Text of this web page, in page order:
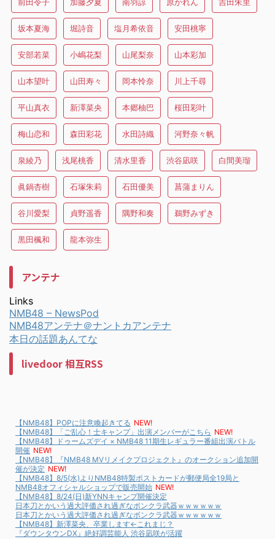
坂本夏海 堀詩音 塩月希依音 安田桃寧
安部若菜 小嶋花梨 山尾梨奈 山本彩加
山本望叶 山田寿々 岡本怜奈 川上千尋
平山真衣 新澤菜央 本郷柚巴 桜田彩叶
梅山恋和 森田彩花 水田詩織 河野奈々帆
泉綾乃 浅尾桃香 清水里香 渋谷凪咲 白間美瑠
眞鍋杏樹 石塚朱莉 石田優美 菖蒲まりん
谷川愛梨 貞野遥香 隅野和奏 鵜野みずき
黒田楓和 龍本弥生
アンテナ
Links
NMB48 – NewsPod
NMB48アンテナ＠ナントカアンテナ
本日の話題あんてな
livedoor 相互RSS
【NMB48】POPに注意喚起きてる NEW!
【NMB48】「ご乱心！士キャンプ」出演メンバーがこちら NEW!
【NMB48】ドゥームズデイ × NMB48 11期生レギュラー番組出演バトル
開催 NEW!
【NMB48】『NMB48 MVリメイクプロジェクト』のオークション追加開
催が決定 NEW!
【NMB48】8/5(水)よりNMB48特製ポストカードが郵便局全19局と
NMB48オフィシャルショップで販売開始 NEW!
【NMB48】8/24(日)新YNNキャンプ開催決定
日本刀とかいう過大評価され過ぎなボンクラ武器ｗｗｗｗｗｗ
日本刀とかいう過大評価され過ぎなボンクラ武器ｗｗｗｗｗｗ
【NMB48】新澤菜央、卒業します←これまじ？
『ダウンタウンDX』絶好調芸能人 渋谷凪咲が活躍